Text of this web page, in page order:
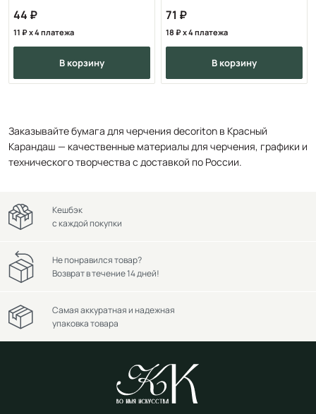
44
11 x 4 платежа
в корзину
71
18 x 4 платежа
в корзину
Заказывайте бумага для черчения decoriton в Красный
Карандаш — качественные материалы для черчения, графики и
технического творчества с доставкой по России.
Кешбэк
с каждой покупки
Не понравился товар?
Возврат в течение 14 дней!
Самая аккуратная и надежная
упаковка товара